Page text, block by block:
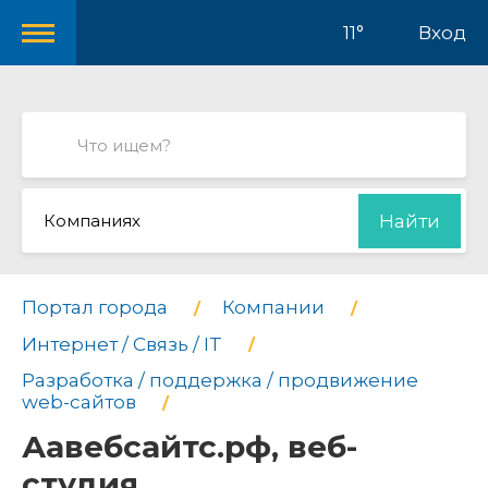
11° Вход
Компаниях Найти
Портал города
Компании
Интернет / Связь / IT
Разработка / поддержка / продвижение
web-сайтов
Аавебсайтс.рф, веб-